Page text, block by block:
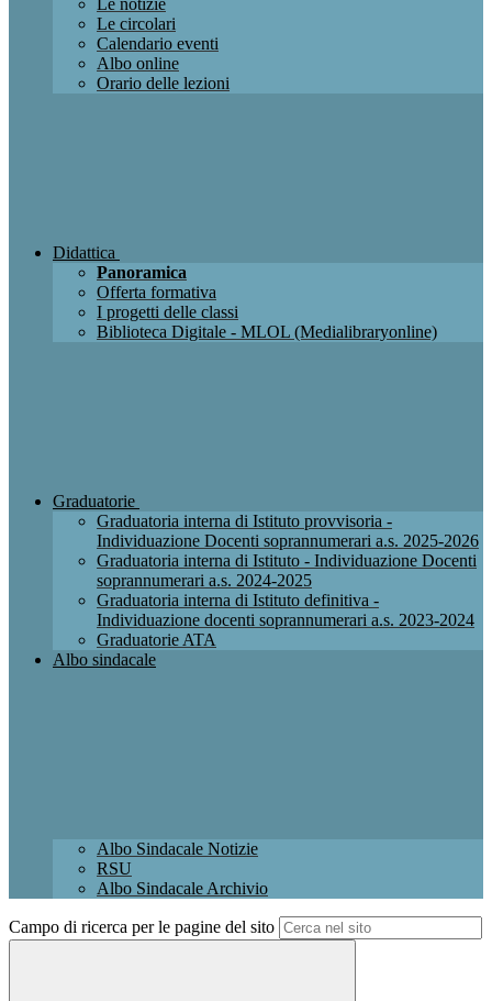
Le notizie
Le circolari
Calendario eventi
Albo online
Orario delle lezioni
Didattica
Panoramica
Offerta formativa
I progetti delle classi
Biblioteca Digitale - MLOL (Medialibraryonline)
Graduatorie
Graduatoria interna di Istituto provvisoria -
Individuazione Docenti soprannumerari a.s. 2025-2026
Graduatoria interna di Istituto - Individuazione Docenti
soprannumerari a.s. 2024-2025
Graduatoria interna di Istituto definitiva -
Individuazione docenti soprannumerari a.s. 2023-2024
Graduatorie ATA
Albo sindacale
Albo Sindacale Notizie
RSU
Albo Sindacale Archivio
Campo di ricerca per le pagine del sito